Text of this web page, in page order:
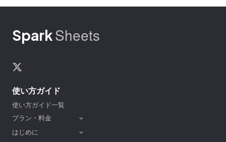
SparkSheets
使い方ガイド
使い方ガイド一覧
プラン・料金
expand_more
はじめに expand_more